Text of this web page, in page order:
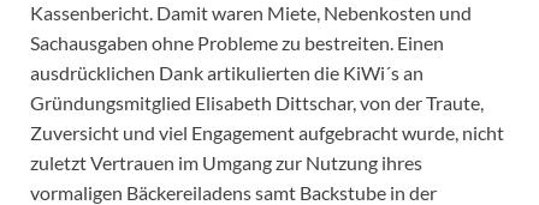
Kassenbericht. Damit waren Miete, Nebenkosten und
Sachausgaben ohne Probleme zu bestreiten. Einen
ausdrücklichen Dank artikulierten die KiWi´s an
Gründungsmitglied Elisabeth Dittschar, von der Traute,
Zuversicht und viel Engagement aufgebracht wurde, nicht
zuletzt Vertrauen im Umgang zur Nutzung ihres
vormaligen Bäckereiladens samt Backstube in der